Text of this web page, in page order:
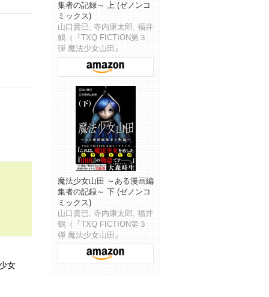
女
集者の記録～ 上 (ゼノンコ
ミックス)
山口貴巳, 寺内康太郎, 福井
鶴（『TXQ FICTION第３
弾 魔法少女山田』
魔法少女山田 ～ある漫画編
集者の記録～ 下 (ゼノンコ
ミックス)
山口貴巳, 寺内康太郎, 福井
鶴（『TXQ FICTION第３
弾 魔法少女山田』